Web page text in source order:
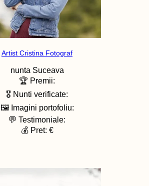
Artist Cristina Fotograf
nunta Suceava
🏆 Premii:
🎖️ Nunti verificate:
🖼️ Imagini portofoliu:
💬 Testimoniale:
💰 Pret: €